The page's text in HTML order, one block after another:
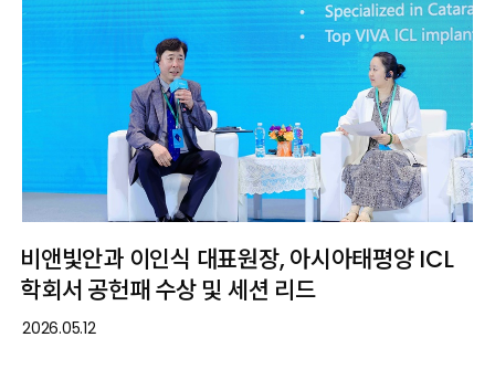
비앤빛안과 이인식 대표원장, 아시아태평양 ICL
학회서 공헌패 수상 및 세션 리드
2026.05.12